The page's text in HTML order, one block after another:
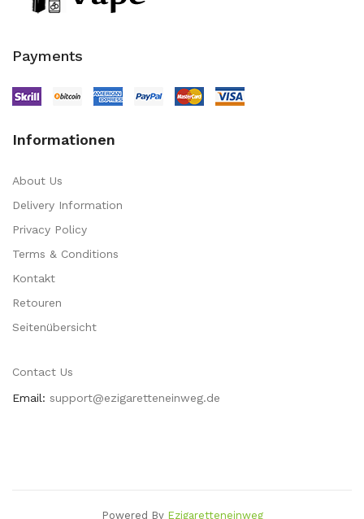
Payments
Informationen
About Us
Delivery Information
Privacy Policy
Terms & Conditions
Kontakt
Retouren
Seitenübersicht
Contact Us
Email: support@ezigaretteneinweg.de
Powered By Ezigaretteneinweg